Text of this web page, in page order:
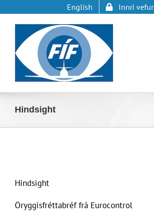
English Innri vefur
Hindsight
Hindsight
Öryggisfréttabréf frá Eurocontrol